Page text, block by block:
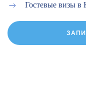
Гостевые визы в